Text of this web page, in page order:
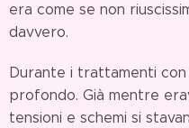
era come se non
davvero.
Durante i trattamenti con
profondo. Già mentre
tensioni e schemi si